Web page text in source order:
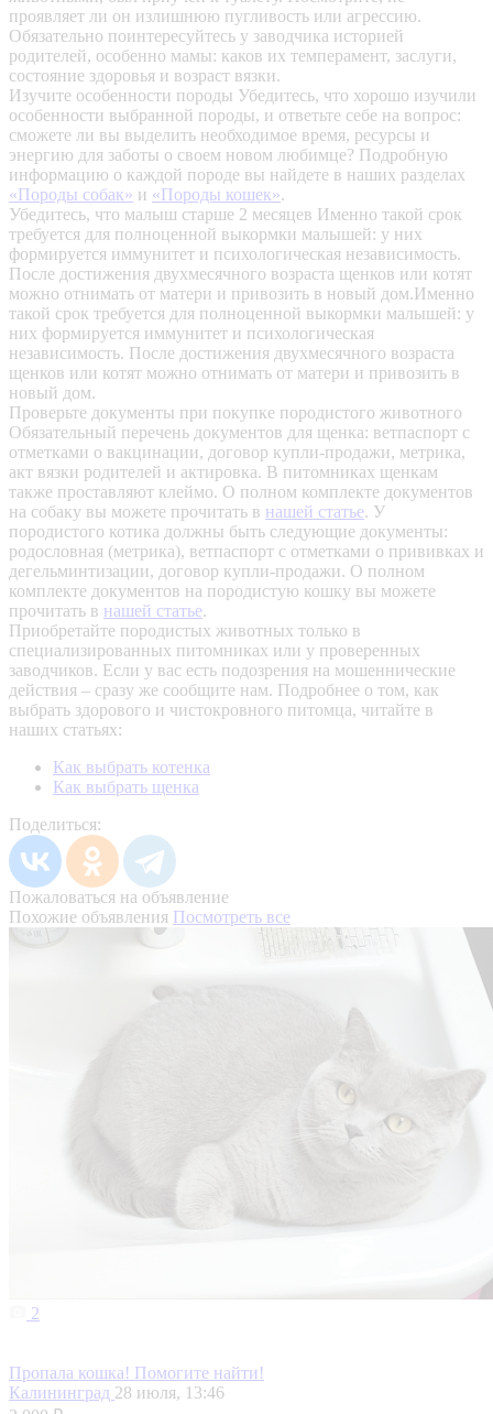
проявляет ли он излишнюю пугливость или агрессию.
Обязательно поинтересуйтесь у заводчика историей
родителей, особенно мамы: каков их темперамент, заслуги,
состояние здоровья и возраст вязки.
Изучите особенности породы Убедитесь, что хорошо изучили
особенности выбранной породы, и ответьте себе на вопрос:
сможете ли вы выделить необходимое время, ресурсы и
энергию для заботы о своем новом любимце? Подробную
информацию о каждой породе вы найдете в наших разделах
«Породы собак» и «Породы кошек».
Убедитесь, что малыш старше 2 месяцев Именно такой срок
требуется для полноценной выкормки малышей: у них
формируется иммунитет и психологическая независимость.
После достижения двухмесячного возраста щенков или котят
можно отнимать от матери и привозить в новый дом.Именно
такой срок требуется для полноценной выкормки малышей: у
них формируется иммунитет и психологическая
независимость. После достижения двухмесячного возраста
щенков или котят можно отнимать от матери и привозить в
новый дом.
Проверьте документы при покупке породистого животного
Обязательный перечень документов для щенка: ветпаспорт с
отметками о вакцинации, договор купли-продажи, метрика,
акт вязки родителей и актировка. В питомниках щенкам
также проставляют клеймо. О полном комплекте документов
на собаку вы можете прочитать в нашей статье. У
породистого котика должны быть следующие документы:
родословная (метрика), ветпаспорт с отметками о прививках и
дегельминтизации, договор купли-продажи. О полном
комплекте документов на породистую кошку вы можете
прочитать в нашей статье.
Приобретайте породистых животных только в
специализированных питомниках или у проверенных
заводчиков. Если у вас есть подозрения на мошеннические
действия – сразу же сообщите нам. Подробнее о том, как
выбрать здорового и чистокровного питомца, читайте в
наших статьях:
Как выбрать котенка
Как выбрать щенка
Поделиться:
Пожаловаться на объявление
Похожие объявления Посмотреть все
2
Пропала кошка! Помогите найти!
Калининград 28 июля, 13:46